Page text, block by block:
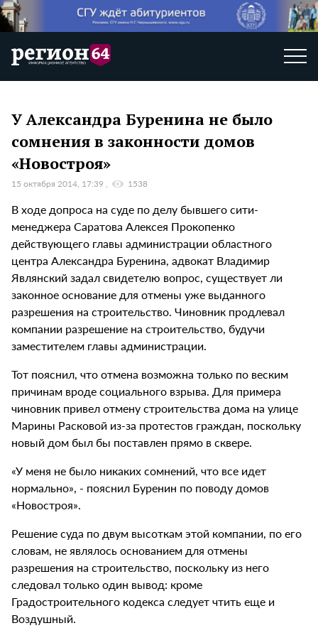
У Александра Буренина не было
сомнения в законности домов
«Новостроя»
15 октября 2014, 17:39 1538
В ходе допроса на суде по делу бывшего сити-
менеджера Саратова Алексея Прокопенко
действующего главы администрации областного
центра Александра Буренина, адвокат Владимир
Являнский задал свидетелю вопрос, существует ли
законное основание для отмены уже выданного
разрешения на строительство. Чиновник продлевал
компании разрешение на строительство, будучи
заместителем главы администрации.
Тот пояснил, что отмена возможна только по веским
причинам вроде социального взрыва. Для примера
чиновник привел отмену строительства дома на улице
Марины Расковой из-за протестов граждан, поскольку
новый дом был бы поставлен прямо в сквере.
«У меня не было никаких сомнений, что все идет
нормально», - пояснил Буренин по поводу домов
«Новостроя».
Решение суда по двум высоткам этой компании, по его
словам, не являлось основанием для отмены
разрешения на строительство, поскольку из него
следовал только один вывод: кроме
Градостроительного кодекса следует чтить еще и
Воздушный.